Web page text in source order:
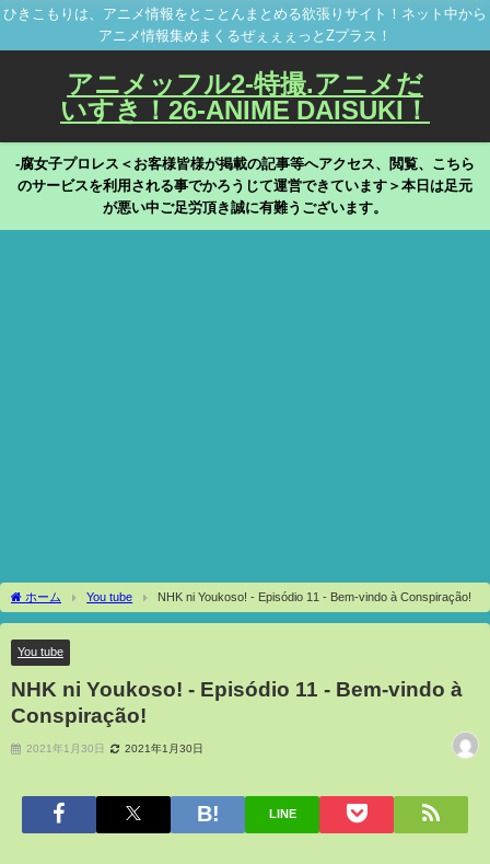
ひきこもりは、アニメ情報をとことんまとめる欲張りサイト！ネット中から
アニメ情報集めまくるぜぇぇぇっとZプラス！
アニメッフル2-特撮.アニメだ
いすき！26-ANIME DAISUKI！
-腐女子プロレス＜お客様皆様が掲載の記事等へアクセス、閲覧、こちら
のサービスを利用される事でかろうじて運営できています＞本日は足元
が悪い中ご足労頂き誠に有難うございます。
ホーム You tube NHK ni Youkoso! - Episódio 11 - Bem-vindo à Conspiração!
You tube
NHK ni Youkoso! - Episódio 11 - Bem-vindo à
Conspiração!
2021年1月30日 2021年1月30日
LINE